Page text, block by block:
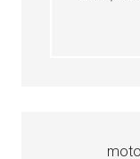
moto